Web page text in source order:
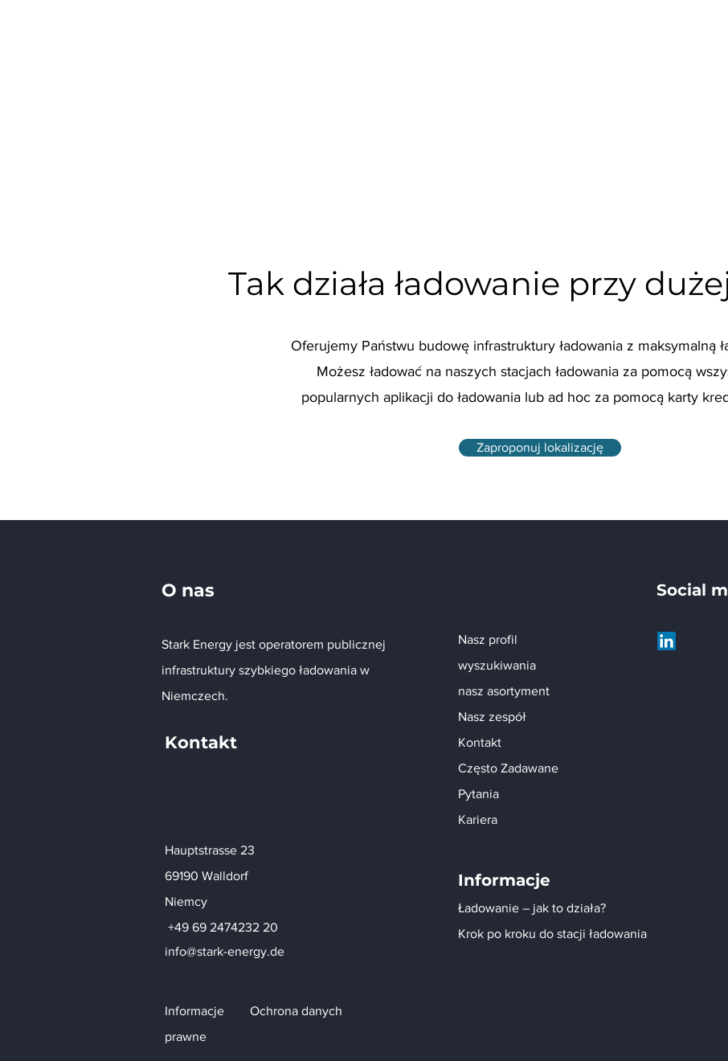
Tak działa ładowanie przy
Oferujemy Państwu budowę infrastruktury ładowania z maksymalną
Możesz ładować na naszych stacjach ładowania za pomocą
popularnych aplikacji do ładowania lub ad hoc za pomocą karty
Zaproponuj lokalizację
O nas
Stark Energy jest operatorem publicznej
infrastruktury szybkiego ładowania w
Niemczech.
Kontakt
Hauptstrasse 23
69190 Walldorf
Niemcy
+49 69 2474232 20
info@stark-energy.de
Informacje
prawne
Ochrona danych
Social
Nasz profil
wyszukiwania
nasz asortyment
Nasz zespół
Kontakt
Często Zadawane
Pytania
Kariera
Informacje
Ładowanie – jak to działa?
Krok po kroku do stacji ładowania